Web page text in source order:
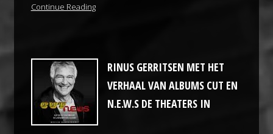
Continue Reading
RINUS GERRITSEN MET HET
VERHAAL VAN ALBUMS CUT EN
N.E.W.S DE THEATERS IN